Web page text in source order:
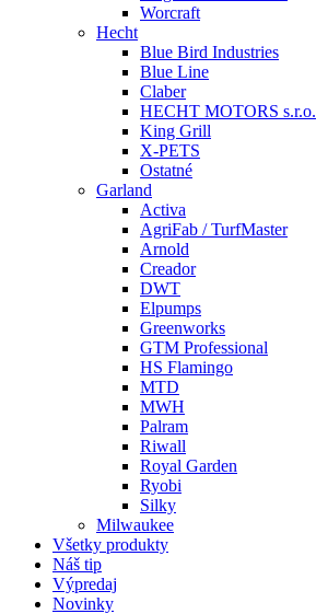
Worcraft
Hecht
Blue Bird Industries
Blue Line
Claber
HECHT MOTORS s.r.o.
King Grill
X-PETS
Ostatné
Garland
Activa
AgriFab / TurfMaster
Arnold
Creador
DWT
Elpumps
Greenworks
GTM Professional
HS Flamingo
MTD
MWH
Palram
Riwall
Royal Garden
Ryobi
Silky
Milwaukee
Všetky produkty
Náš tip
Výpredaj
Novinky